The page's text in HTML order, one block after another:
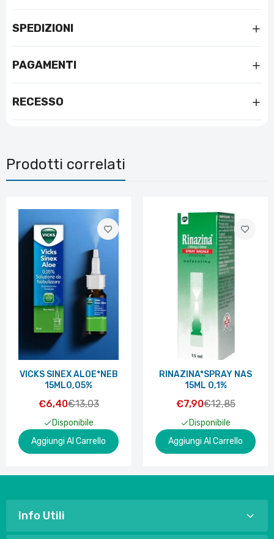
SPEDIZIONI
PAGAMENTI
RECESSO
Prodotti correlati
VICKS SINEX ALOE*NEB
15ML0,05%
€6,40€13,03
Disponibile
Aggiungi Al Carrello
RINAZINA*SPRAY NAS
15ML 0,1%
€7,90€12,85
Disponibile
Aggiungi Al Carrello
Info Utili